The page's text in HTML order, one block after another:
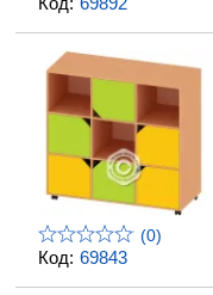
Код: 69843
(0)